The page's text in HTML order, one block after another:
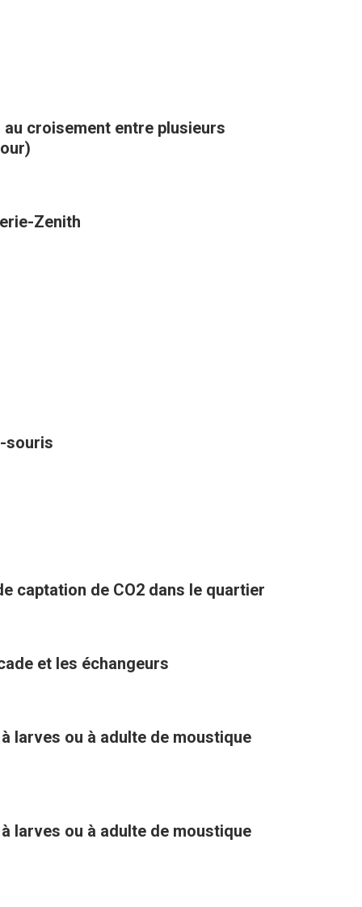
croisement entre plusieurs
Zenith
souris
captation de CO2 dans le quartier
et les échangeurs
larves ou à adulte de moustique
larves ou à adulte de moustique